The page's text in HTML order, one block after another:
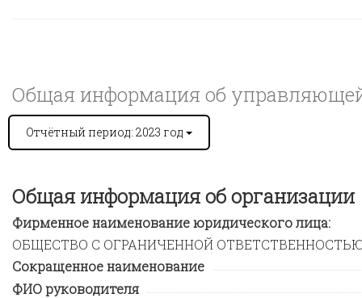
Общая информация об управляющей
Отчётный период: 2023 год
Общая информация об организации
Фирменное наименование юридического лица:
ОБЩЕСТВО С ОГРАНИЧЕННОЙ
Сокращенное наименование
ФИО руководителя